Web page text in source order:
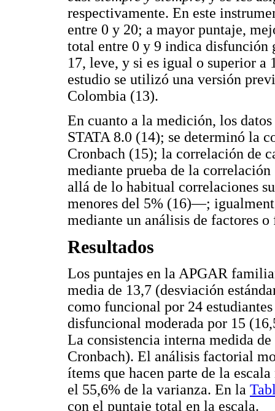
respectivamente. En este
entre 0 y 20; a mayor puntaje,
total entre 0 y 9 indica disfunción
17, leve, y si es igual o superior a
estudio se utilizó una versión
Colombia (13).
En cuanto a la medición, los
STATA 8.0 (14); se determinó la
Cronbach (15); la correlación de
mediante prueba de la
allá de lo habitual correlaciones
menores del 5% (16)—;
mediante un análisis de factores
Resultados
Los puntajes en la APGAR
media de 13,7 (desviación
como funcional por 24
disfuncional moderada por 15
La consistencia interna medida
Cronbach). El análisis factorial
ítems que hacen parte de la
el 55,6% de la varianza. En la
con el puntaje total en la escala.